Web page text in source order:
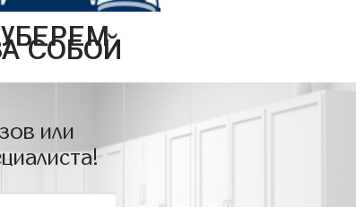
УБЕРЕМ
СОБОЙ
или